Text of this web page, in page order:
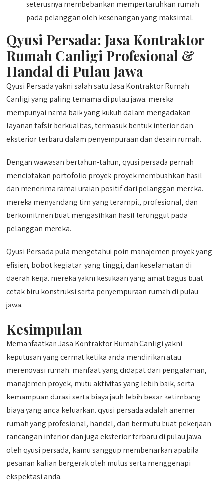
seterusnya membebankan mempertaruhkan rumah
pada pelanggan oleh kesenangan yang maksimal.
Qyusi Persada: Jasa Kontraktor
Rumah Canligi Profesional &
Handal di Pulau Jawa
Qyusi Persada yakni salah satu Jasa Kontraktor Rumah
Canligi yang paling ternama di pulau jawa. mereka
mempunyai nama baik yang kukuh dalam mengadakan
layanan tafsir berkualitas, termasuk bentuk interior dan
eksterior terbaru dalam penyempuraan dan desain rumah.
Dengan wawasan bertahun-tahun, qyusi persada pernah
menciptakan portofolio proyek-proyek membuahkan hasil
dan menerima ramai uraian positif dari pelanggan mereka.
mereka menyandang tim yang terampil, profesional, dan
berkomitmen buat mengasihkan hasil terunggul pada
pelanggan mereka.
Qyusi Persada pula mengetahui poin manajemen proyek yang
efisien, bobot kegiatan yang tinggi, dan keselamatan di
daerah kerja. mereka yakni kesukaan yang amat bagus buat
cetak biru konstruksi serta penyempuraan rumah di pulau
jawa.
Kesimpulan
Memanfaatkan Jasa Kontraktor Rumah Canligi yakni
keputusan yang cermat ketika anda mendirikan atau
merenovasi rumah. manfaat yang didapat dari pengalaman,
manajemen proyek, mutu aktivitas yang lebih baik, serta
kemampuan durasi serta biaya jauh lebih besar ketimbang
biaya yang anda keluarkan. qyusi persada adalah anemer
rumah yang profesional, handal, dan bermutu buat pekerjaan
rancangan interior dan juga eksterior terbaru di pulau jawa.
oleh qyusi persada, kamu sanggup membenarkan apabila
pesanan kalian bergerak oleh mulus serta menggenapi
ekspektasi anda.